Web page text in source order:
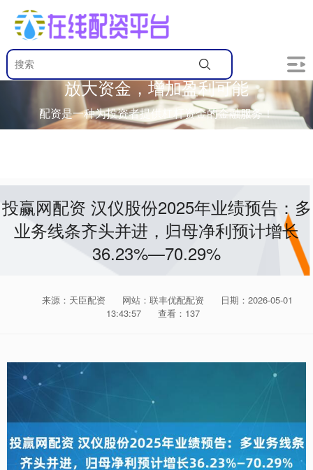
放大资金，增加盈利可能
配资是一种为投资者提供杠杆资金的金融服务！
投赢网配资 汉仪股份2025年业绩预告：多
业务线条齐头并进，归母净利预计增长
36.23%—70.29%
来源：天臣配资 网站：联丰优配配资
日期：2026-05-01
13:43:57
查看：137